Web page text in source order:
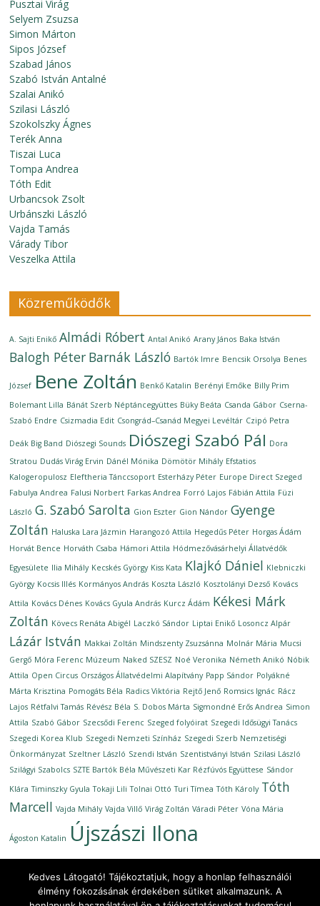
Pusztai Virág
Selyem Zsuzsa
Simon Márton
Sipos József
Szabad János
Szabó István Antalné
Szalai Anikó
Szilasi László
Szokolszky Ágnes
Terék Anna
Tiszai Luca
Tompa Andrea
Tóth Edit
Urbancsok Zsolt
Urbánszki László
Vajda Tamás
Várady Tibor
Veszelka Attila
Közreműködők
A. Sajti Enikő Almádi Róbert Antal Anikó Arany János Baka István
Balogh Péter Barnák László Bartók Imre Bencsik Orsolya Benes
József Bene Zoltán Benkő Katalin Berényi Emőke Billy Prim
Bolemant Lilla Bánát Szerb Néptáncegyüttes Büky Beáta Csanda Gábor Cserna-
Szabó Endre Csizmadia Edit Csongrád–Csanád Megyei Levéltár Czipó Petra
Deák Big Band Diószegi Sounds Diószegi Szabó Pál Dora
Stratou Dudás Virág Ervin Dánél Mónika Dömötör Mihály Efstatios
Kalogeropulosz Eleftheria Tánccsoport Esterházy Péter Europe Direct Szeged
Fabulya Andrea Falusi Norbert Farkas Andrea Forró Lajos Fábián Attila Füzi
László G. Szabó Sarolta Gion Eszter Gion Nándor Gyenge
Zoltán Haluska Lara Jázmin Harangozó Attila Hegedűs Péter Horgas Ádám
Horvát Bence Horváth Csaba Hámori Attila Hódmezővásárhelyi Állatvédők
Egyesülete Ilia Mihály Kecskés György Kiss Kata Klajkó Dániel Klebniczki
György Kocsis Illés Kormányos András Koszta László Kosztolányi Dezső Kovács
Attila Kovács Dénes Kovács Gyula András Kurcz Ádám Kékesi Márk
Zoltán Kövecs Renáta Abigél Laczkó Sándor Liptai Enikő Losoncz Alpár
Lázár István Makkai Zoltán Mindszenty Zsuzsánna Molnár Mária Mucsi
Gergő Móra Ferenc Múzeum Naked SZESZ Noé Veronika Németh Anikó Nóbik
Attila Open Circus Országos Állatvédelmi Alapítvány Papp Sándor Polyákné
Márta Krisztina Pomogáts Béla Radics Viktória Rejtő Jenő Romsics Ignác Rácz
Lajos Rétfalvi Tamás Révész Béla S. Dobos Márta Sigmondné Erős Andrea Simon
Attila Szabó Gábor Szecsődi Ferenc Szeged folyóirat Szegedi Idősügyi Tanács
Szegedi Korea Klub Szegedi Nemzeti Színház Szegedi Szerb Nemzetiségi
Önkormányzat Szeltner László Szendi István Szentistványi István Szilasi László
Szilágyi Szabolcs SZTE Bartók Béla Művészeti Kar Rézfúvós Együttese Sándor
Klára Timinszky Gyula Tokaji Lili Tolnai Ottó Turi Tímea Tóth Károly Tóth
Marcell Vajda Mihály Vajda Villő Virág Zoltán Váradi Péter Vóna Mária
Ágoston Katalin Újszászi Ilona
Kedves Látogató! Tájékoztatjuk, hogy a honlap felhasználói
élmény fokozásának érdekében sütiket alkalmazunk. A